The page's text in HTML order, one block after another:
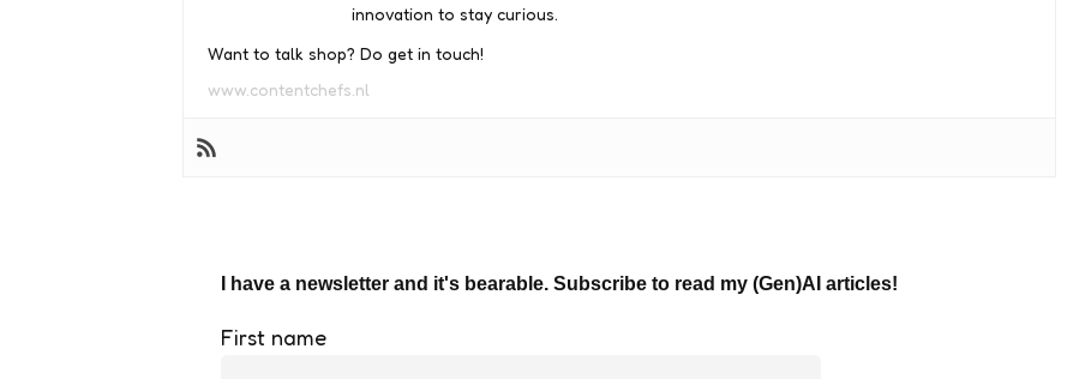
innovation to stay curious.
Want to talk shop? Do get in touch!
www.contentchefs.nl
I have a newsletter and it's bearable. Subscribe to read my (Gen)AI articles!
First name